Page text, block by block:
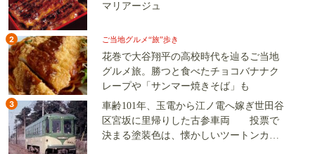
マリアージュ
2 ご当地グルメ“旅”歩き
花巻で大谷翔平の高校時代を辿るご当地
グルメ旅。勝つと食べたチョコバナナク
レープや「サンマー焼きそば」も
3
車齢101年、玉電から江ノ電へ嫁ぎ世田谷
区宮坂に里帰りした古参車両 投票で
決まる塗装色は、懐かしいツートンカラ